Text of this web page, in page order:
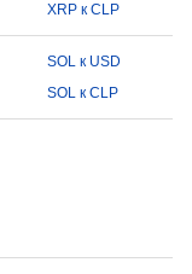
XRP к CLP
SOL к USD
SOL к CLP